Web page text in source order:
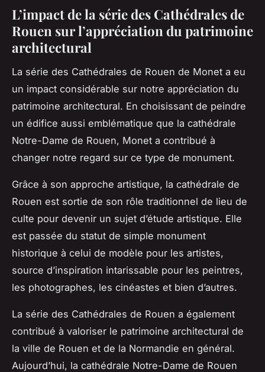
L’impact de la série des Cathédrales de
Rouen sur l’appréciation du patrimoine
architectural
La série des Cathédrales de Rouen de Monet a eu
un impact considérable sur notre appréciation du
patrimoine architectural. En choisissant de peindre
un édifice aussi emblématique que la cathédrale
Notre-Dame de Rouen, Monet a contribué à
changer notre regard sur ce type de monument.
Grâce à son approche artistique, la cathédrale de
Rouen est sortie de son rôle traditionnel de lieu de
culte pour devenir un sujet d’étude artistique. Elle
est passée du statut de simple monument
historique à celui de modèle pour les artistes,
source d’inspiration intarissable pour les peintres,
les photographes, les cinéastes et bien d’autres.
La série des Cathédrales de Rouen a également
contribué à valoriser le patrimoine architectural de
la ville de Rouen et de la Normandie en général.
Aujourd’hui, la cathédrale Notre-Dame de Rouen